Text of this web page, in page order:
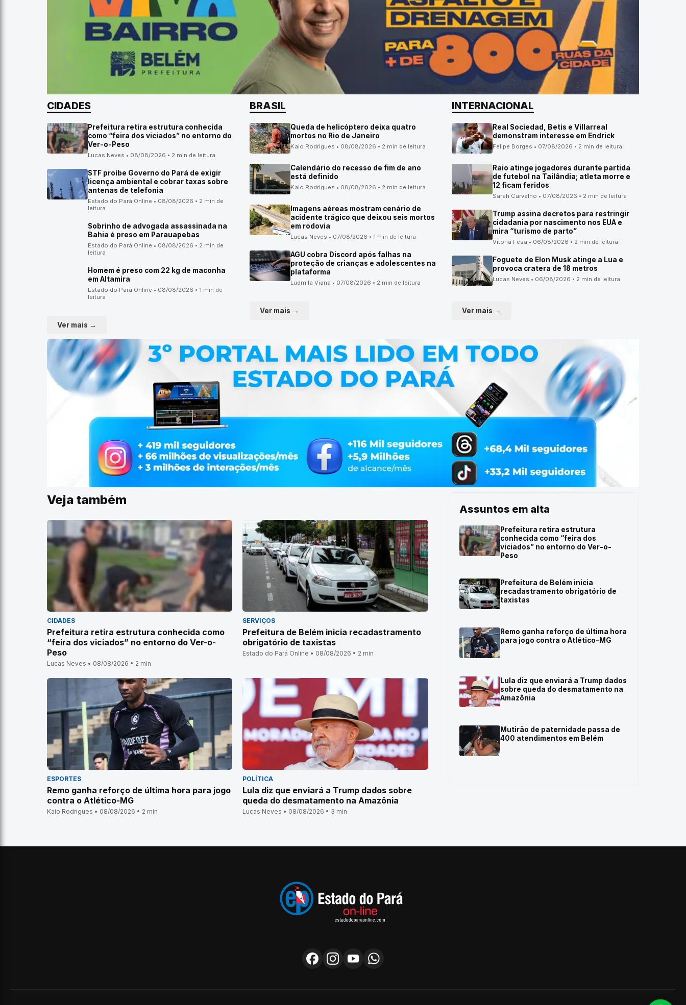
CIDADES
Prefeitura retira estrutura conhecida
como “feira dos viciados” no entorno do
Ver-o-Peso
Lucas Neves • 08/08/2026 • 2 min de leitura
STF proíbe Governo do Pará de exigir
licença ambiental e cobrar taxas sobre
antenas de telefonia
Estado do Pará Online • 08/08/2026 • 2 min de
leitura
Sobrinho de advogada assassinada na
Bahia é preso em Parauapebas
Estado do Pará Online • 08/08/2026 • 2 min de
leitura
Homem é preso com 22 kg de maconha
em Altamira
Estado do Pará Online • 08/08/2026 • 1 min de
leitura
Ver mais →
BRASIL
Queda de helicóptero deixa quatro
mortos no Rio de Janeiro
Kaio Rodrigues • 08/08/2026 • 2 min de leitura
Calendário do recesso de fim de ano
está definido
Kaio Rodrigues • 08/08/2026 • 2 min de leitura
Imagens aéreas mostram cenário de
acidente trágico que deixou seis mortos
em rodovia
Lucas Neves • 07/08/2026 • 1 min de leitura
AGU cobra Discord após falhas na
proteção de crianças e adolescentes na
plataforma
Ludmila Viana • 07/08/2026 • 2 min de leitura
Ver mais →
INTERNACIONAL
Real Sociedad, Betis e Villarreal
demonstram interesse em Endrick
Felipe Borges • 07/08/2026 • 2 min de leitura
Raio atinge jogadores durante partida
de futebol na Tailândia; atleta morre e
12 ficam feridos
Sarah Carvalho • 07/08/2026 • 2 min de leitura
Trump assina decretos para restringir
cidadania por nascimento nos EUA e
mira “turismo de parto”
Vitoria Fesa • 06/08/2026 • 2 min de leitura
Foguete de Elon Musk atinge a Lua e
provoca cratera de 18 metros
Lucas Neves • 06/08/2026 • 2 min de leitura
Ver mais →
Veja também
CIDADES
Prefeitura retira estrutura conhecida como
“feira dos viciados” no entorno do Ver-o-
Peso
Lucas Neves • 08/08/2026 • 2 min
SERVIÇOS
Prefeitura de Belém inicia recadastramento
obrigatório de taxistas
Estado do Pará Online • 08/08/2026 • 2 min
ESPORTES
Remo ganha reforço de última hora para jogo
contra o Atlético-MG
Kaio Rodrigues • 08/08/2026 • 2 min
POLÍTICA
Lula diz que enviará a Trump dados sobre
queda do desmatamento na Amazônia
Lucas Neves • 08/08/2026 • 3 min
Assuntos em alta
Prefeitura retira estrutura
conhecida como “feira dos
viciados” no entorno do Ver-o-
Peso
Prefeitura de Belém inicia
recadastramento obrigatório de
taxistas
Remo ganha reforço de última hora
para jogo contra o Atlético-MG
Lula diz que enviará a Trump dados
sobre queda do desmatamento na
Amazônia
Mutirão de paternidade passa de
400 atendimentos em Belém